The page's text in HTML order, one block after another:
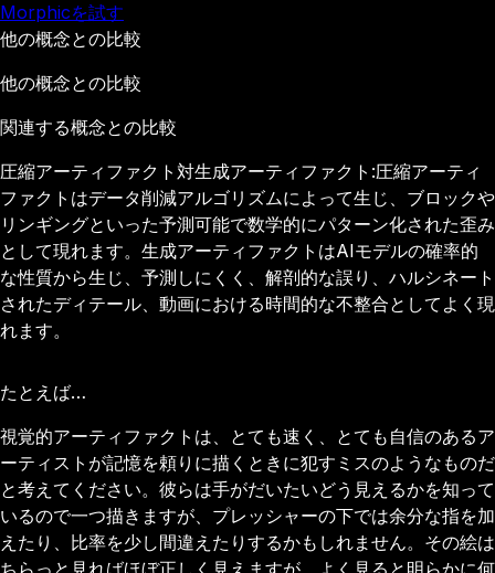
Morphicを試す
他の概念との比較
他の概念との比較
関連する概念との比較
圧縮アーティファクト対生成アーティファクト:圧縮アーティ
ファクトはデータ削減アルゴリズムによって生じ、ブロックや
リンギングといった予測可能で数学的にパターン化された歪み
として現れます。生成アーティファクトはAIモデルの確率的
な性質から生じ、予測しにくく、解剖的な誤り、ハルシネート
されたディテール、動画における時間的な不整合としてよく現
れます。
たとえば…
視覚的アーティファクトは、とても速く、とても自信のあるア
ーティストが記憶を頼りに描くときに犯すミスのようなものだ
と考えてください。彼らは手がだいたいどう見えるかを知って
いるので一つ描きますが、プレッシャーの下では余分な指を加
えたり、比率を少し間違えたりするかもしれません。その絵は
ちらっと見ればほぼ正しく見えますが、よく見ると明らかに何